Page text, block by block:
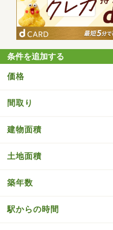
条件を追加する
価格
間取り
建物面積
土地面積
築年数
駅からの時間